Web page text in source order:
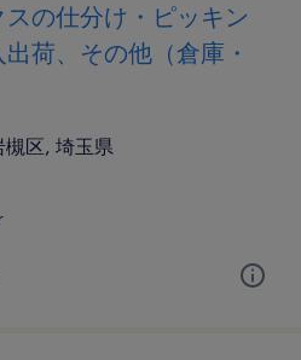
の仕分け・ピッキン
荷、その他（倉庫・
区, 埼玉県